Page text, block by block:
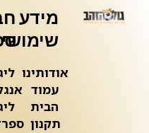
מידע
שימושי
אודותינו
עמוד
הבית
תקנון